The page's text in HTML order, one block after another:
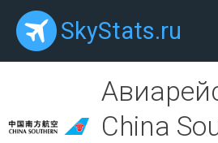
SkyStats.ru
China